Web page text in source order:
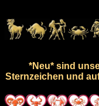
*Neu* sind
Sternzeichen und